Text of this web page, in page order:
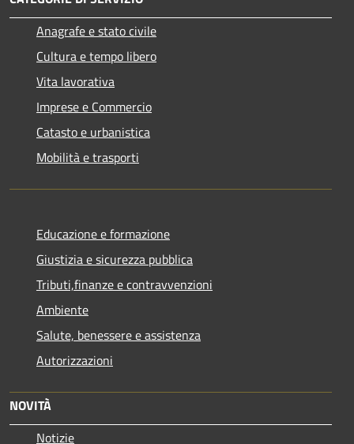
Anagrafe e stato civile
Cultura e tempo libero
Vita lavorativa
Imprese e Commercio
Catasto e urbanistica
Mobilità e trasporti
Educazione e formazione
Giustizia e sicurezza pubblica
Tributi,finanze e contravvenzioni
Ambiente
Salute, benessere e assistenza
Autorizzazioni
NOVITÀ
Notizie